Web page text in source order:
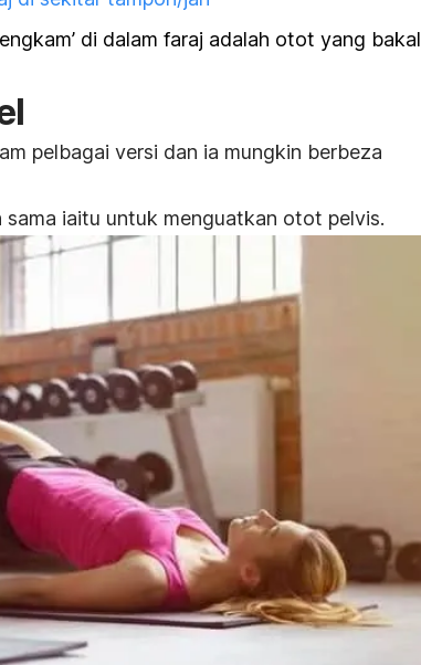
di dalam faraj adalah otot yang bakal
pelbagai versi dan ia mungkin berbeza
sama iaitu untuk menguatkan otot pelvis.